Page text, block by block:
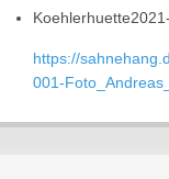
https://
001-